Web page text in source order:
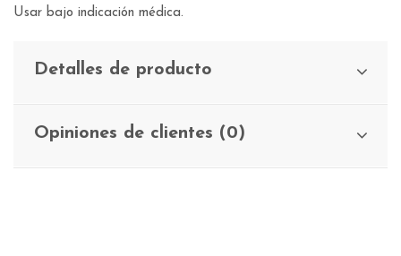
Usar bajo indicación médica.
Detalles de producto
Opiniones de clientes (0)